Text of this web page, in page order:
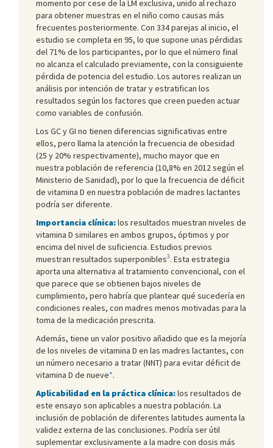
momento por cese de la LM exclusiva, unido al rechazo
para obtener muestras en el niño como causas más
frecuentes posteriormente. Con 334 parejas al inicio, el
estudio se completa en 95, lo que supone unas pérdidas
del 71% de los participantes, por lo que el número final
no alcanza el calculado previamente, con la consiguiente
pérdida de potencia del estudio. Los autores realizan un
análisis por intención de tratar y estratifican los
resultados según los factores que creen pueden actuar
como variables de confusión.
Los GC y GI no tienen diferencias significativas entre
ellos, pero llama la atención la frecuencia de obesidad
(25 y 20% respectivamente), mucho mayor que en
nuestra población de referencia (10,8% en 2012 según el
Ministerio de Sanidad), por lo que la frecuencia de déficit
de vitamina D en nuestra población de madres lactantes
podría ser diferente.
Importancia clínica:los resultados muestran niveles de
vitamina D similares en ambos grupos, óptimos y por
encima del nivel de suficiencia. Estudios previos
muestran resultados superponibles3. Esta estrategia
aporta una alternativa al tratamiento convencional, con el
que parece que se obtienen bajos niveles de
cumplimiento, pero habría que plantear qué sucedería en
condiciones reales, con madres menos motivadas para la
toma de la medicación prescrita.
Además, tiene un valor positivo añadido que es la mejoría
de los niveles de vitamina D en las madres lactantes, con
un número necesario a tratar (NNT) para evitar déficit de
vitamina D de nueve*.
Aplicabilidad en la práctica clínica:los resultados de
este ensayo son aplicables a nuestra población. La
inclusión de población de diferentes latitudes aumenta la
validez externa de las conclusiones. Podría ser útil
suplementar exclusivamente a la madre con dosis más